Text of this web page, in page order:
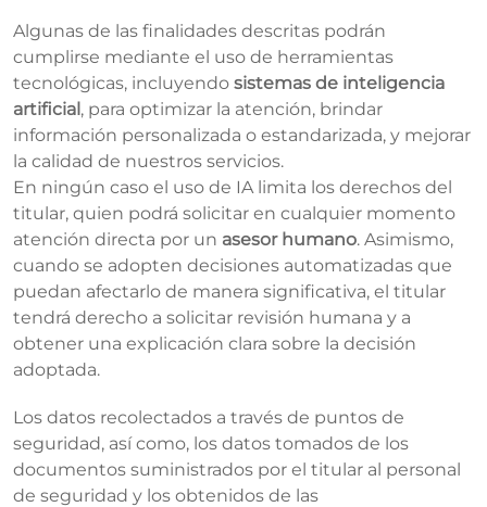
Algunas de las finalidades descritas podrán
cumplirse mediante el uso de herramientas
tecnológicas, incluyendo sistemas de inteligencia
artificial, para optimizar la atención, brindar
información personalizada o estandarizada, y mejorar
la calidad de nuestros servicios.
En ningún caso el uso de IA limita los derechos del
titular, quien podrá solicitar en cualquier momento
atención directa por un asesor humano. Asimismo,
cuando se adopten decisiones automatizadas que
puedan afectarlo de manera significativa, el titular
tendrá derecho a solicitar revisión humana y a
obtener una explicación clara sobre la decisión
adoptada.
Los datos recolectados a través de puntos de
seguridad, así como, los datos tomados de los
documentos suministrados por el titular al personal
de seguridad y los obtenidos de las